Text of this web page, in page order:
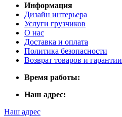
Информация
Дизайн интерьера
Услуги грузчиков
О нас
Доставка и оплата
Политика безопасности
Возврат товаров и гарантии
Время работы:
Наш адрес:
Наш адрес